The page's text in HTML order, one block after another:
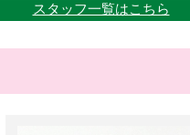
スタッフ一覧はこちら